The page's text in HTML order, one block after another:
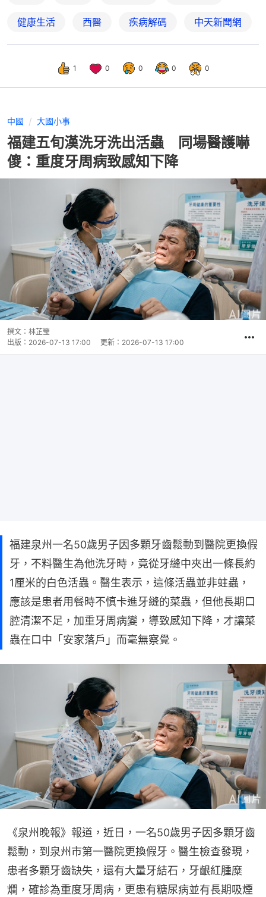
健康生活 西醫 疾病解碼 中天新聞網
1 0 0 0 0
中國 大國小事
福建五旬漢洗牙洗出活蟲 同場醫護嚇
傻：重度牙周病致感知下降
撰文： 林芷瑩
出版： 2026-07-13 17:00 更新： 2026-07-13 17:00
福建泉州一名50歲男子因多顆牙齒鬆動到醫院更換假
牙，不料醫生為他洗牙時，竟從牙縫中夾出一條長約
1厘米的白色活蟲。醫生表示，這條活蟲並非蛀蟲，
應該是患者用餐時不慎卡進牙縫的菜蟲，但他長期口
腔清潔不足，加重牙周病變，導致感知下降，才讓菜
蟲在口中「安家落戶」而毫無察覺。
《泉州晚報》報道，近日，一名50歲男子因多顆牙齒
鬆動，到泉州市第一醫院更換假牙。醫生檢查發現，
患者多顆牙齒缺失，還有大量牙結石，牙齦紅腫糜
爛，確診為重度牙周病，更患有糖尿病並有長期吸煙